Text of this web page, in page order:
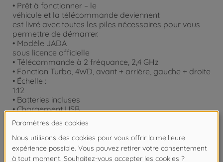
• Prêt à fonctionner – le
véhicule et la télécommande deviennent
est livré avec toutes les piles nécessaires pour vous
permettre de démarrer.
• Modèle JADA
sous licence officielle
• Télécommande à 2 fréquance, 2,4 GHz
• Fonction Turbo, 4WD, avant + arrière, gauche + droite
• Échelle :
1:12
• Batteries incluses
• Chargement USB
• Âge recommandé : 8 ans et
Attention !Ne convient pas aux enfants de
moins de 3 ans. Risque d'asphyxie lié à la
présence de pièces de petite taille.